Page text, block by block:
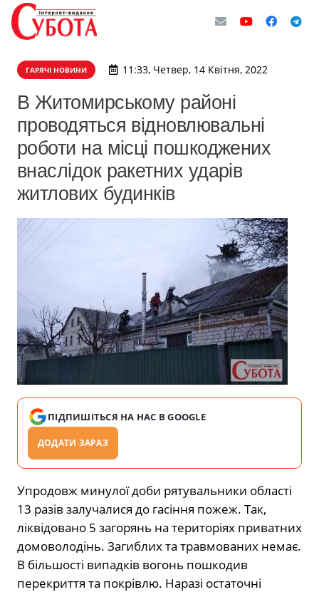
ГАРЯЧІ НОВИНИ 11:33, Четвер, 14 Квітня, 2022
В Житомирському районі
проводяться відновлювальні
роботи на місці пошкоджених
внаслідок ракетних ударів
житлових будинків
ПІДПИШІТЬСЯ НА НАС В GOOGLE
ДОДАТИ ЗАРАЗ
Упродовж минулої доби рятувальники області
13 разів залучалися до гасіння пожеж. Так,
ліквідовано 5 загорянь на територіях приватних
домоволодінь. Загиблих та травмованих немає.
В більшості випадків вогонь пошкодив
перекриття та покрівлю. Наразі остаточні